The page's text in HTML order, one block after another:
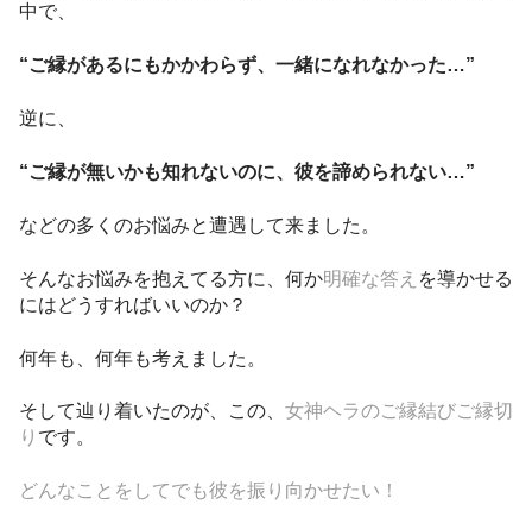
中で、
“ご縁があるにもかかわらず、一緒になれなかった…”
逆に、
“ご縁が無いかも知れないのに、彼を諦められない…”
などの多くのお悩みと遭遇して来ました。
そんなお悩みを抱えてる方に、何か明確な答え を導かせる
にはどうすればいいのか？
何年も、何年も考えました。
そして辿り着いたのが、この、 女神ヘラのご縁結びご縁切
り です。
どんなことをしてでも彼を振り向かせたい！